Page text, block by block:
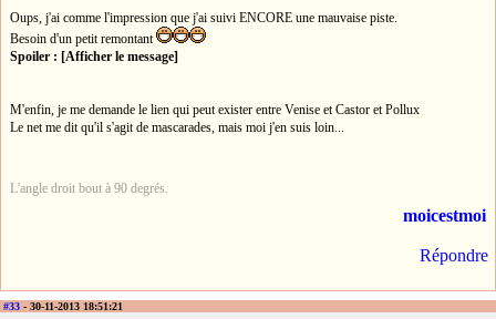
Oups, j'ai comme l'impression que j'ai suivi ENCORE une mauvaise piste.
Besoin d'un petit remontant
Spoiler : [Afficher le message]
M'enfin, je me demande le lien qui peut exister entre Venise et Castor et Pollux
Le net me dit qu'il s'agit de mascarades, mais moi j'en suis loin...
L'angle droit bout à 90 degrés.
moicestmoi
Répondre
#33 - 30-11-2013 18:51:21